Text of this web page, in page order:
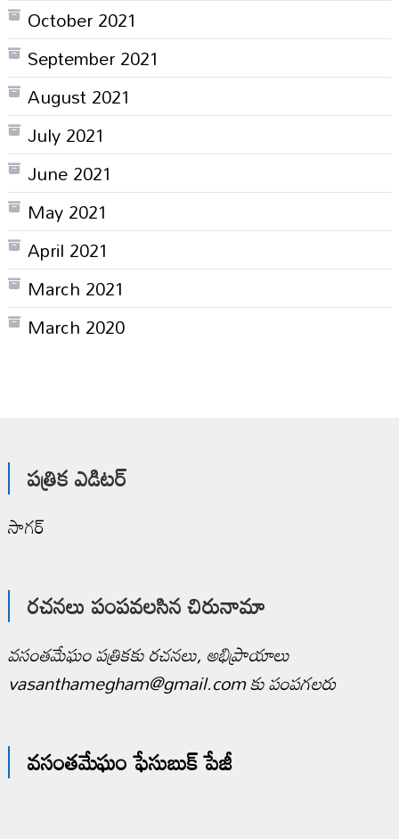
October 2021
September 2021
August 2021
July 2021
June 2021
May 2021
April 2021
March 2021
March 2020
పత్రిక ఎడిటర్
సాగర్
రచనలు పంపవలసిన చిరునామా
వసంతమేఘం పత్రికకు రచనలు, అభిప్రాయాలు
vasanthamegham@gmail.com కు పంపగలరు
వసంతమేఘం ఫేసుబుక్ పేజీ